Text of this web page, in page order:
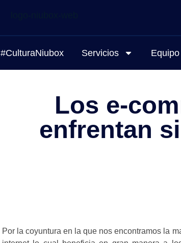
#CulturaNiubox Servicios Equipo
Los e-
enfrentan
Por la coyuntura en la que nos encontramos la